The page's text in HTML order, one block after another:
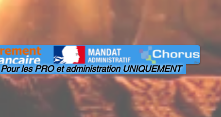
Pour les PRO et administration UNIQUEMENT